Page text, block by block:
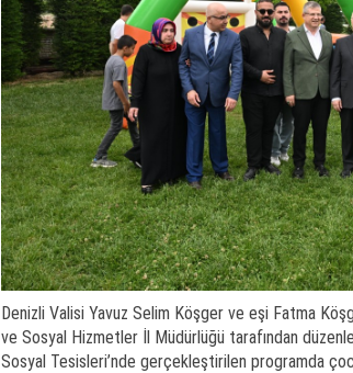
Denizli Valisi Yavuz Selim Köşger ve eşi Fatma
ve Sosyal Hizmetler İl Müdürlüğü tarafından
Sosyal Tesisleri’nde gerçekleştirilen programda